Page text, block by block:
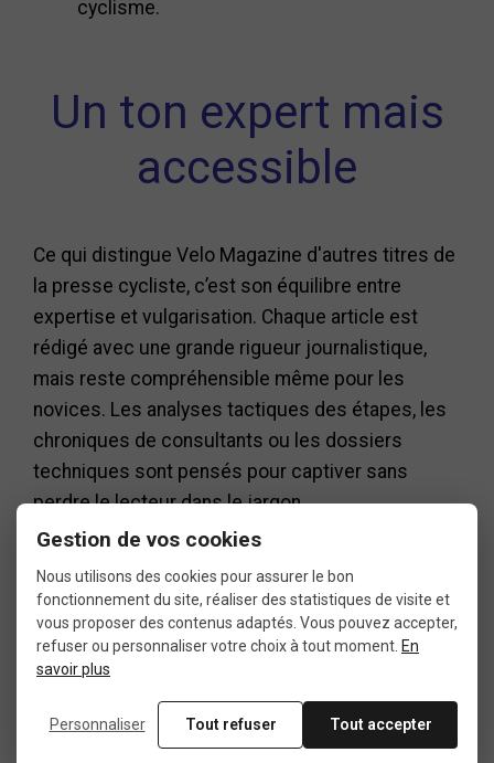
cyclisme.
Un ton expert mais
accessible
Ce qui distingue Velo Magazine d'autres titres de
la presse cycliste, c’est son équilibre entre
expertise et vulgarisation. Chaque article est
rédigé avec une grande rigueur journalistique,
mais reste compréhensible même pour les
novices. Les analyses tactiques des étapes, les
chroniques de consultants ou les dossiers
techniques sont pensés pour captiver sans
perdre le lecteur dans le jargon.
Une esthétique
soignée
Impossible de parler de Velo Magazine sans
Gestion de vos cookies
Nous utilisons des cookies pour assurer le bon
fonctionnement du site, réaliser des statistiques de visite et
vous proposer des contenus adaptés. Vous pouvez accepter,
refuser ou personnaliser votre choix à tout moment. En
savoir plus
Personnaliser Tout refuser Tout accepter